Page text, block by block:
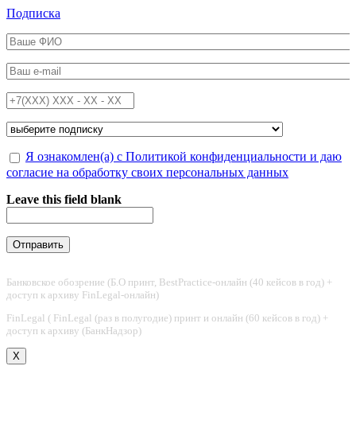
Перейти к основному содержанию
Подписка
ФИО*
Email*
Телефон*
Подписка на*
Обработка персональных данных*
Я ознакомлен(а) с Политикой конфиденциальности и даю
согласие на обработку своих персональных данных
Leave this field blank
Банковское обозрение (Б.О принт, BestPractice-онлайн (40 кейсов в год) +
доступ к архиву FinLegal-онлайн)
FinLegal ( FinLegal (раз в полугодие) принт и онлайн (60 кейсов в год) +
доступ к архиву (БанкНадзор)
X